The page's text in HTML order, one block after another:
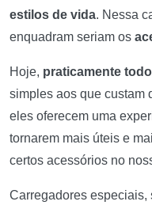
estilos de vida. Nessa
enquadram seriam os
Hoje, praticamente
simples aos que custam
eles oferecem uma
tornarem mais úteis e
certos acessórios no
Carregadores especiais,